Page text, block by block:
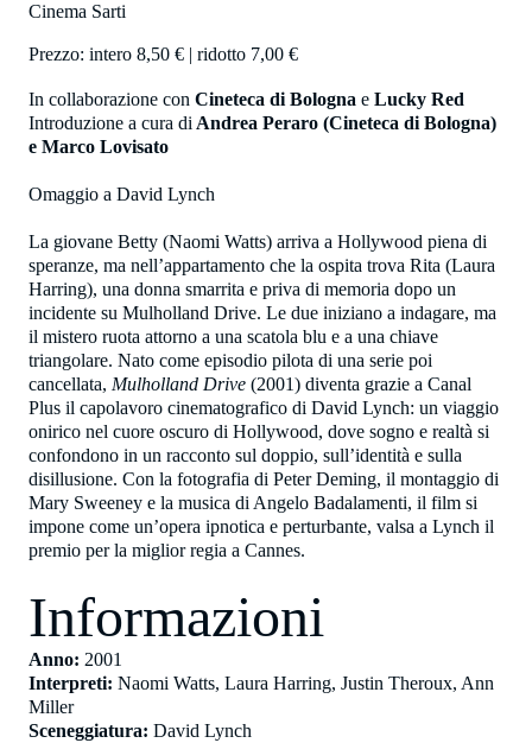
Cinema Sarti
Prezzo: intero 8,50 € | ridotto 7,00 €
In collaborazione con Cineteca di Bologna e Lucky Red
Introduzione a cura di Andrea Peraro (Cineteca di Bologna)
e Marco Lovisato
Omaggio a David Lynch
La giovane Betty (Naomi Watts) arriva a Hollywood piena di
speranze, ma nell’appartamento che la ospita trova Rita (Laura
Harring), una donna smarrita e priva di memoria dopo un
incidente su Mulholland Drive. Le due iniziano a indagare, ma
il mistero ruota attorno a una scatola blu e a una chiave
triangolare. Nato come episodio pilota di una serie poi
cancellata, Mulholland Drive(2001) diventa grazie a Canal
Plus il capolavoro cinematografico di David Lynch: un viaggio
onirico nel cuore oscuro di Hollywood, dove sogno e realtà si
confondono in un racconto sul doppio, sull’identità e sulla
disillusione. Con la fotografia di Peter Deming, il montaggio di
Mary Sweeney e la musica di Angelo Badalamenti, il film si
impone come un’opera ipnotica e perturbante, valsa a Lynch il
premio per la miglior regia a Cannes.
Informazioni
Anno: 2001
Interpreti: Naomi Watts, Laura Harring, Justin Theroux, Ann
Miller
Sceneggiatura: David Lynch